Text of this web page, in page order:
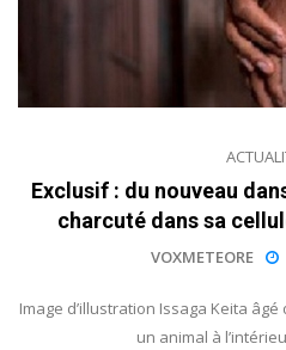
Exclusif : du nouveau
charcuté dans sa
VOXMETEORE
Image d’illustration Issaga Keita
un animal à